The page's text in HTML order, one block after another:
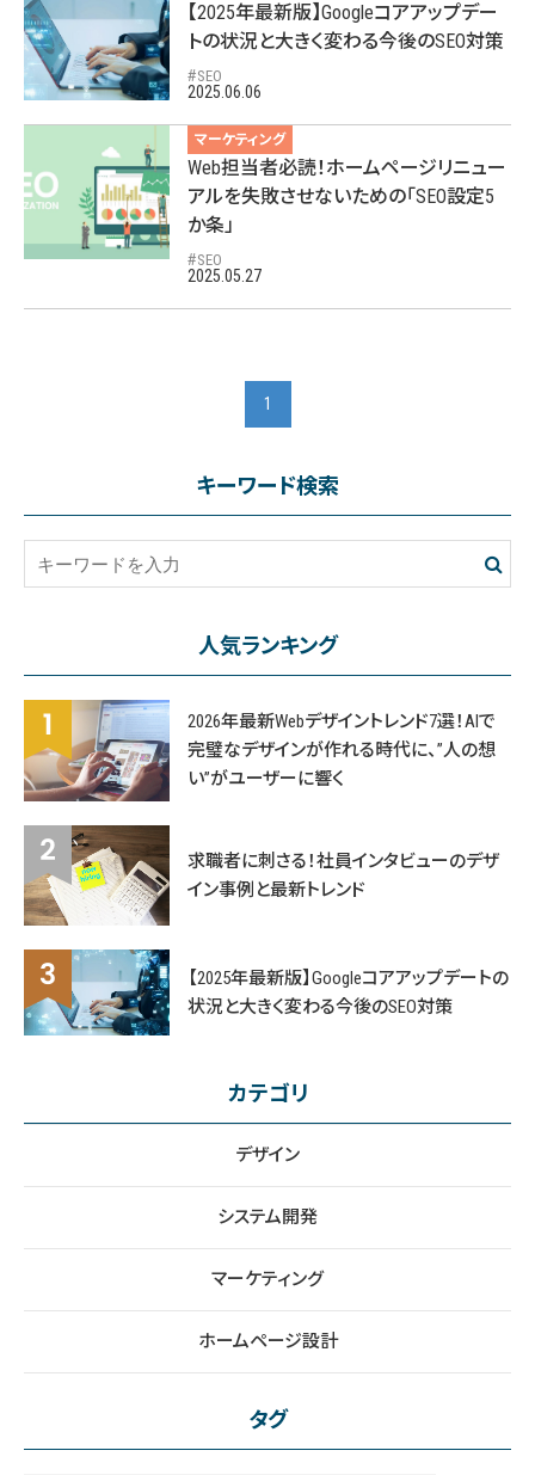
【2025年最新版】Googleコアアップデー
トの状況と大きく変わる今後のSEO対策
SEO
2025.06.06
マーケティング
Web担当者必読！ホームページリニュー
アルを失敗させないための「SEO設定5
か条」
SEO
2025.05.27
1
キーワード検索
人気ランキング
2026年最新Webデザイントレンド7選！AIで
完璧なデザインが作れる時代に、”人の想
い”がユーザーに響く
求職者に刺さる！社員インタビューのデザ
イン事例と最新トレンド
【2025年最新版】Googleコアアップデートの
状況と大きく変わる今後のSEO対策
カテゴリ
デザイン
システム開発
マーケティング
ホームページ設計
タグ